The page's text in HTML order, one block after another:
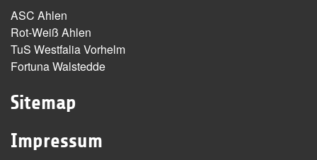
ASC Ahlen
Rot-Weiß Ahlen
TuS Westfalia Vorhelm
Fortuna Walstedde
Sitemap
Impressum